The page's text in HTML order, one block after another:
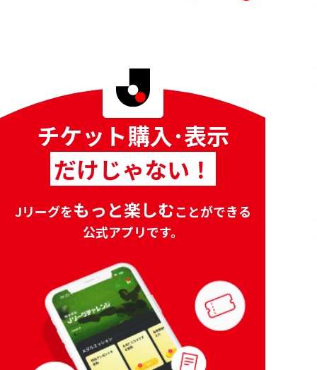
チケット購入･表示
だけじゃない！
Jリーグをもっと楽しむことができる
公式アプリです。